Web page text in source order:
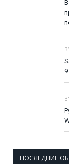
ПОСЛЕДНИЕ